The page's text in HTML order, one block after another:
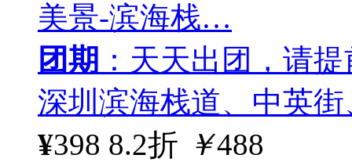
美景-滨海栈…
团期 ：天天出团，请
深圳滨海栈道、中英
¥398 8.2折 ￥488